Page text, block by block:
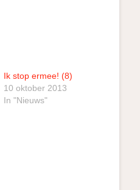
Ik stop ermee! (8)
10 oktober 2013
In "Nieuws"